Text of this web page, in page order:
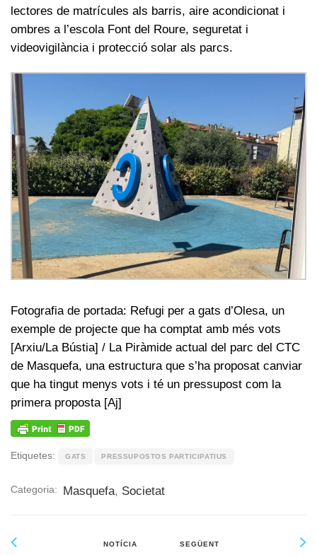
lectores de matrícules als barris, aire acondicionat i
ombres a l’escola Font del Roure, seguretat i
videovigilància i protecció solar als parcs.
Fotografia de portada: Refugi per a gats d’Olesa, un
exemple de projecte que ha comptat amb més vots
[Arxiu/La Bústia] / La Piràmide actual del parc del CTC
de Masquefa, una estructura que s’ha proposat canviar
que ha tingut menys vots i té un pressupost com la
primera proposta [Aj]
Etiquetes: GATS PRESSUPOSTOS PARTICIPATIUS
Categoria: Masquefa, Societat
NOTÍCIA SEGÜENT